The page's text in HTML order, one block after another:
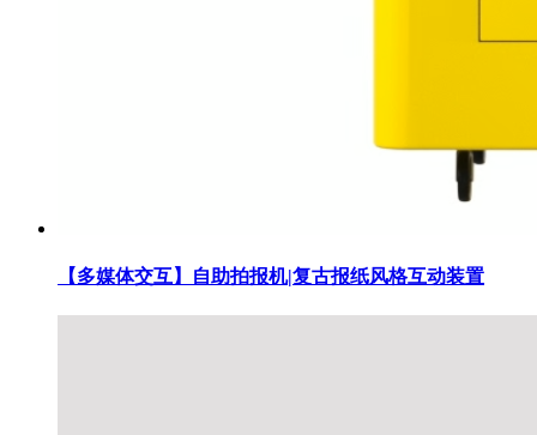
【多媒体交互】自助拍报机|复古报纸风格互动装置